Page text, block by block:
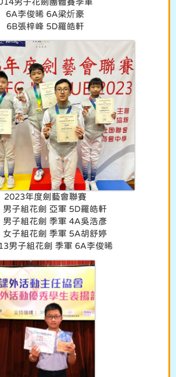
6A李俊晞 6A梁炘豪
6B張梓峰 5D羅皓軒
2023年度劍藝會聯賽
男子組花劍 亞軍 5D羅皓軒
男子組花劍 季軍 4A吳浩彥
女子組花劍 季軍 5A胡舒婷
男子組花劍 季軍 6A李俊晞